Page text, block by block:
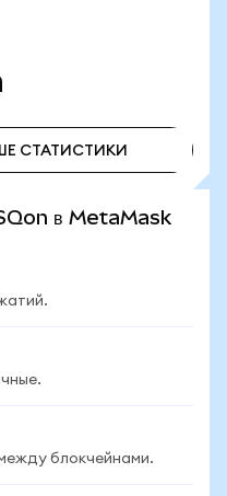
СТАТИСТИКИ
в MetaMask
между блокчейнами.